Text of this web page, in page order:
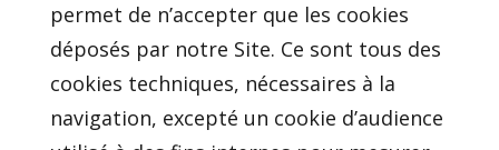
permet de n’accepter que les cookies
déposés par notre Site. Ce sont tous des
cookies techniques, nécessaires à la
navigation, excepté un cookie d’audience